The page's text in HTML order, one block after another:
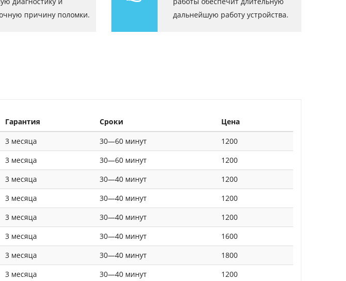
причину поломки.
дальнейшую работу устройства.
Гарантия Сроки
Цена
3 месяца 30—60 минут
1200
3 месяца 30—60 минут
1200
3 месяца 30—40 минут
1200
3 месяца 30—40 минут
1200
3 месяца 30—40 минут
1200
3 месяца 30—40 минут
1600
3 месяца 30—40 минут
1800
3 месяца 30—40 минут
1200